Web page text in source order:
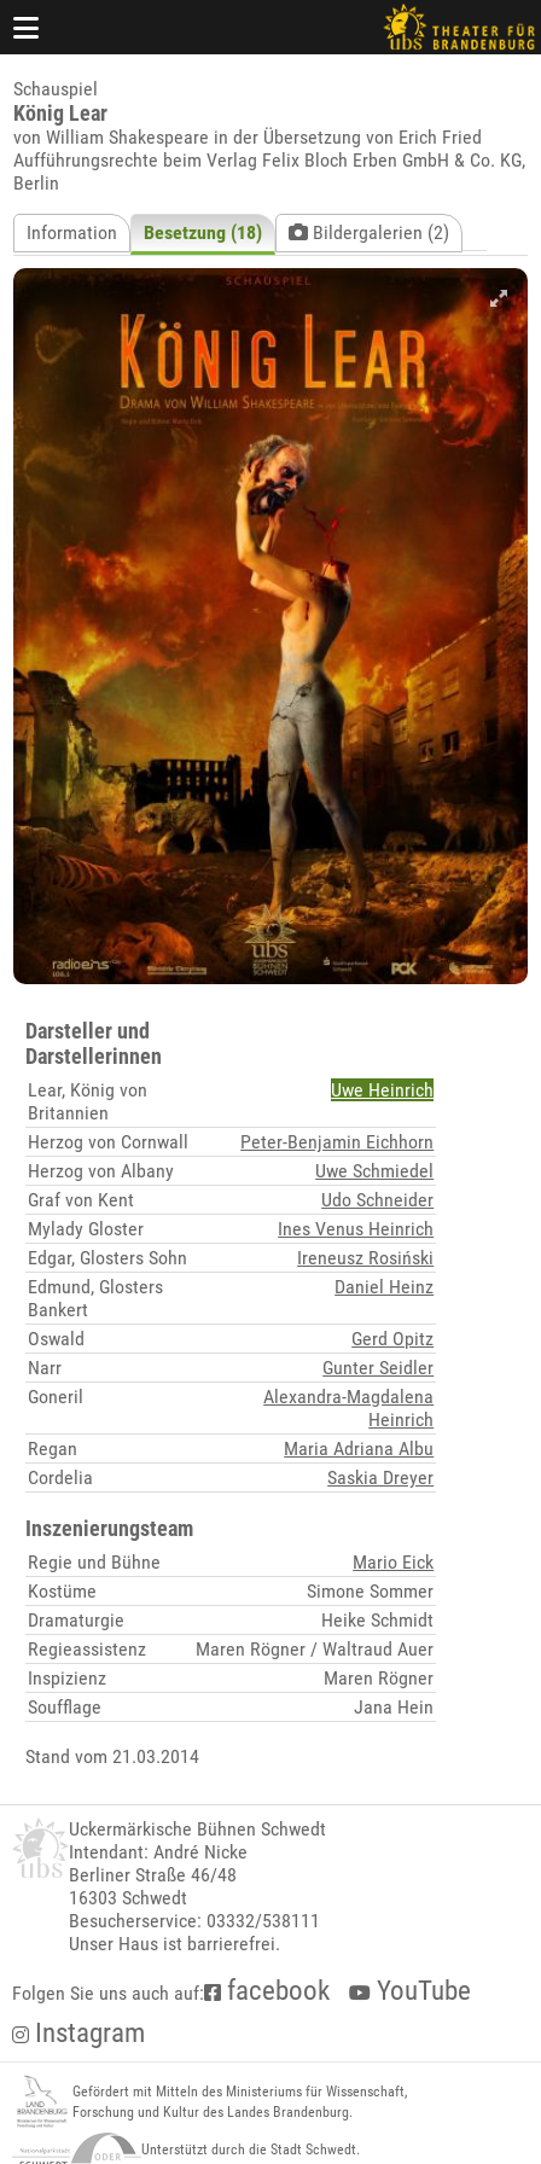
Schauspiel
König Lear
von William Shakespeare in der Übersetzung von Erich Fried
Aufführungsrechte beim Verlag Felix Bloch Erben GmbH & Co. KG,
Berlin
Information Besetzung (18) Bildergalerien (2)
Darsteller und
Darstellerinnen
Lear, König von
Britannien
Uwe Heinrich
Herzog von Cornwall
Peter-Benjamin Eichhorn
Herzog von Albany
Uwe Schmiedel
Graf von Kent
Udo Schneider
Mylady Gloster
Ines Venus Heinrich
Edgar, Glosters Sohn
Ireneusz Rosiński
Edmund, Glosters
Bankert
Daniel Heinz
Oswald
Gerd Opitz
Narr
Gunter Seidler
Goneril
Alexandra-Magdalena
Heinrich
Regan
Maria Adriana Albu
Cordelia
Saskia Dreyer
Inszenierungsteam
Regie und Bühne
Mario Eick
Kostüme
Simone Sommer
Dramaturgie
Heike Schmidt
Regieassistenz
Maren Rögner / Waltraud Auer
Inspizienz
Maren Rögner
Soufflage
Jana Hein
Stand vom 21.03.2014
Uckermärkische Bühnen Schwedt
Intendant: André Nicke
Berliner Straße 46/48
16303 Schwedt
Besucherservice: 03332/538111
Unser Haus ist barrierefrei.
Folgen Sie uns auch auf: facebook
YouTube
Instagram
Gefördert mit Mitteln des Ministeriums für Wissenschaft,
Forschung und Kultur des Landes Brandenburg.
Unterstützt durch die Stadt Schwedt.